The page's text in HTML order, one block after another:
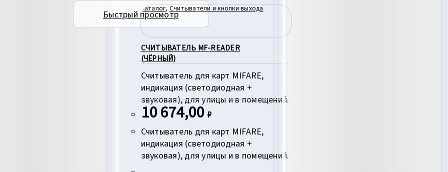
Быстрый просмотр
Каталог,Считыватели и кнопки выхода
СЧИТЫВАТЕЛЬ MF-READER
(ЧЁРНЫЙ)
Считыватель для карт MIFARE,
индикация (светодиодная +
звуковая), для улицы и в помещений.
10 674,00 ₽
Считыватель для карт MIFARE,
индикация (светодиодная +
звуковая), для улицы и в помещений.